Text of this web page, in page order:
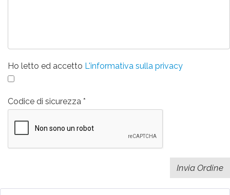
Ho letto ed accetto L'informativa sulla privacy
Codice di sicurezza